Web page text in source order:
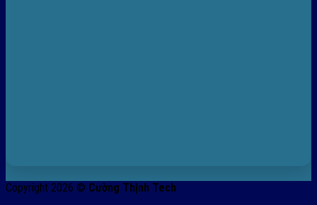
Copyright 2026 © Cường Thịnh Tech